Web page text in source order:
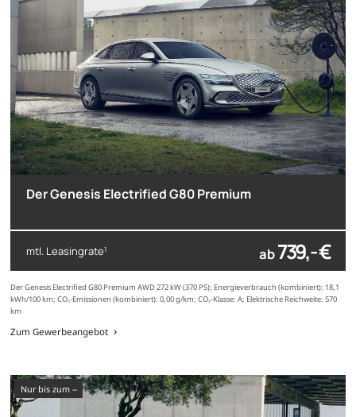
Der Genesis Electrified G80 Premium
mtl. Leasingrate1 ab739,- €
Der Genesis Electrified G80 Premium AWD 272 kW (370 PS); Energieverbrauch (kombiniert): 18,1
kWh/100 km; CO₂-Emissionen (kombiniert): 0,00 g/km; CO₂-Klasse: A; Elektrische Reichweite: 570
km
Zum Gewerbeangebot
nur bis zum --